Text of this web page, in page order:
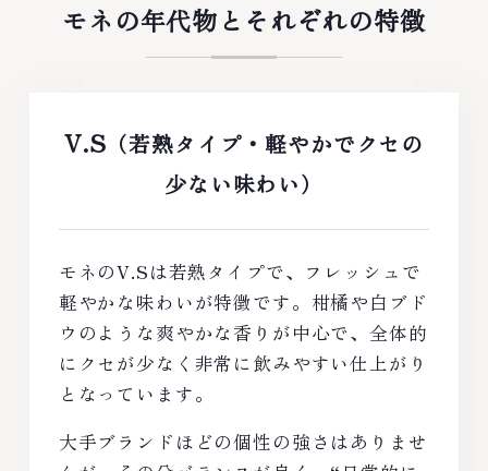
モネの年代物とそれぞれの特徴
V.S （若熟タイプ・軽やかでクセの
少ない味わい）
モネのV.Sは若熟タイプで、フレッシュで
軽やかな味わいが特徴です。柑橘や白ブド
ウのような爽やかな香りが中心で、全体的
にクセが少なく非常に飲みやすい仕上がり
となっています。
大手ブランドほどの個性の強さはありませ